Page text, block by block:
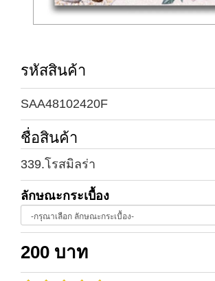
รหัสสินค้า
SAA48102420F
ชื่อสินค้า
339.โรสมิลร่า
ลักษณะกระเบื้อง
200 บาท